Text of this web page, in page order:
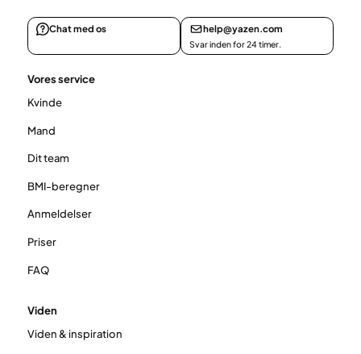
Chat med os help@yazen.com
Svar inden for 24 timer.
Vores service
Kvinde
Mand
Dit team
BMI-beregner
Anmeldelser
Priser
FAQ
Viden
Viden & inspiration